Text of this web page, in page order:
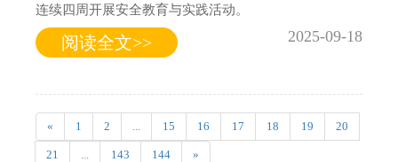
连续四周开展安全教育与实践活动。
阅读全文>> 2025-09-18
« 1 2 15 16 17 18 19 20
21 143 144 »